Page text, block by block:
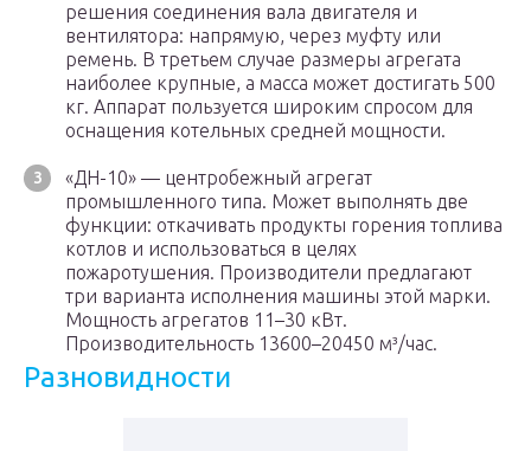
решения соединения вала двигателя и
вентилятора: напрямую, через муфту или
ремень. В третьем случае размеры агрегата
наиболее крупные, а масса может достигать 500
кг. Аппарат пользуется широким спросом для
оснащения котельных средней мощности.
«ДН-10» — центробежный агрегат
промышленного типа. Может выполнять две
функции: откачивать продукты горения топлива
котлов и использоваться в целях
пожаротушения. Производители предлагают
три варианта исполнения машины этой марки.
Мощность агрегатов 11–30 кВт.
Производительность 13600–20450 м³/час.
Разновидности